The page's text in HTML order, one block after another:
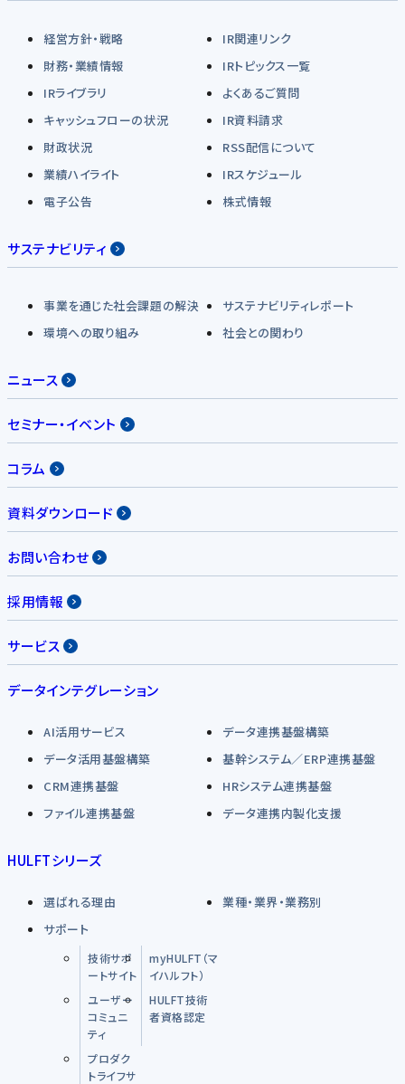
経営方針・戦略
IR関連リンク
財務・業績情報
IRトピックス一覧
IRライブラリ
よくあるご質問
キャッシュフローの状況
IR資料請求
財政状況
RSS配信について
業績ハイライト
IRスケジュール
電子公告
株式情報
サステナビリティ
事業を通じた社会課題の解決
サステナビリティレポート
環境への取り組み
社会との関わり
ニュース
セミナー・イベント
コラム
資料ダウンロード
お問い合わせ
採用情報
サービス
データインテグレーション
AI活用サービス
データ連携基盤構築
データ活用基盤構築
基幹システム／ERP連携基盤
CRM連携基盤
HRシステム連携基盤
ファイル連携基盤
データ連携内製化支援
HULFTシリーズ
選ばれる理由
業種・業界・業務別
サポート
技術サポ
ートサイト
myHULFT（マ
イハルフト）
ユーザー
コミュニ
ティ
HULFT技術
者資格認定
プロダク
トライフサ